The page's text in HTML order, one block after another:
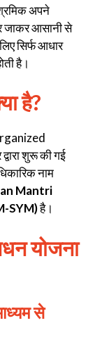
अपने
जाकर आसानी से
सिर्फ आधार
है।
है?
शुरू की गई
नाम
Mantri
SYM)है।
योजना
से